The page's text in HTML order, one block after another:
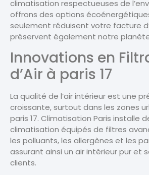
climatisation respectueuses de
offrons des options
seulement réduisent votre facture
préservent également notre
Innovations en
d’Air à paris 17
La qualité de l’air intérieur est une
croissante, surtout dans les zones
paris 17. Climatisation Paris installe
climatisation équipés de filtres
les polluants, les allergènes et les
assurant ainsi un air intérieur pur et
clients.